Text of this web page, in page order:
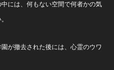
には、何もない空間で何者かの気
が撤去された後には、心霊のウワ